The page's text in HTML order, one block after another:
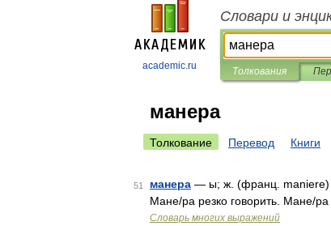
academic.ru
Словари и
Толкования
манера
Толкование Перевод Книги
51 манера — ы; ж. (франц. maniere)
Мане/ра резко говорить. Мане/
Словарь многих выражений